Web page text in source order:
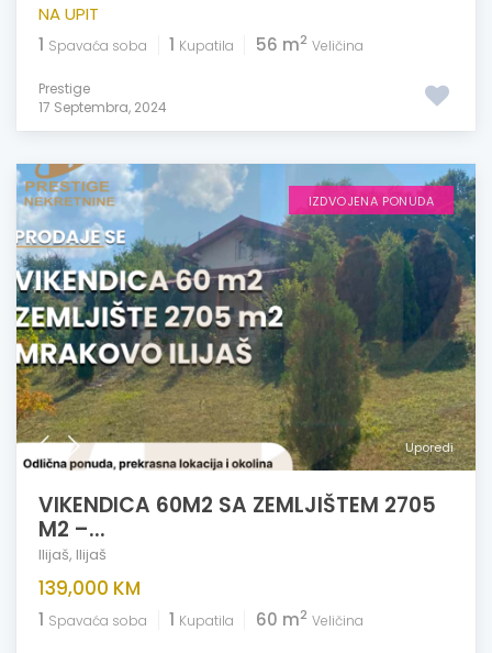
NA UPIT
1 Spavaća soba 1 Kupatila 56 m2 Veličina
Prestige
17 Septembra, 2024
Uporedi
IZDVOJENA PONUDA
VIKENDICA 60M2 SA ZEMLJIŠTEM 2705
M2 –...
Ilijaš, Ilijaš
139,000 KM
1 Spavaća soba 1 Kupatila 60 m2 Veličina